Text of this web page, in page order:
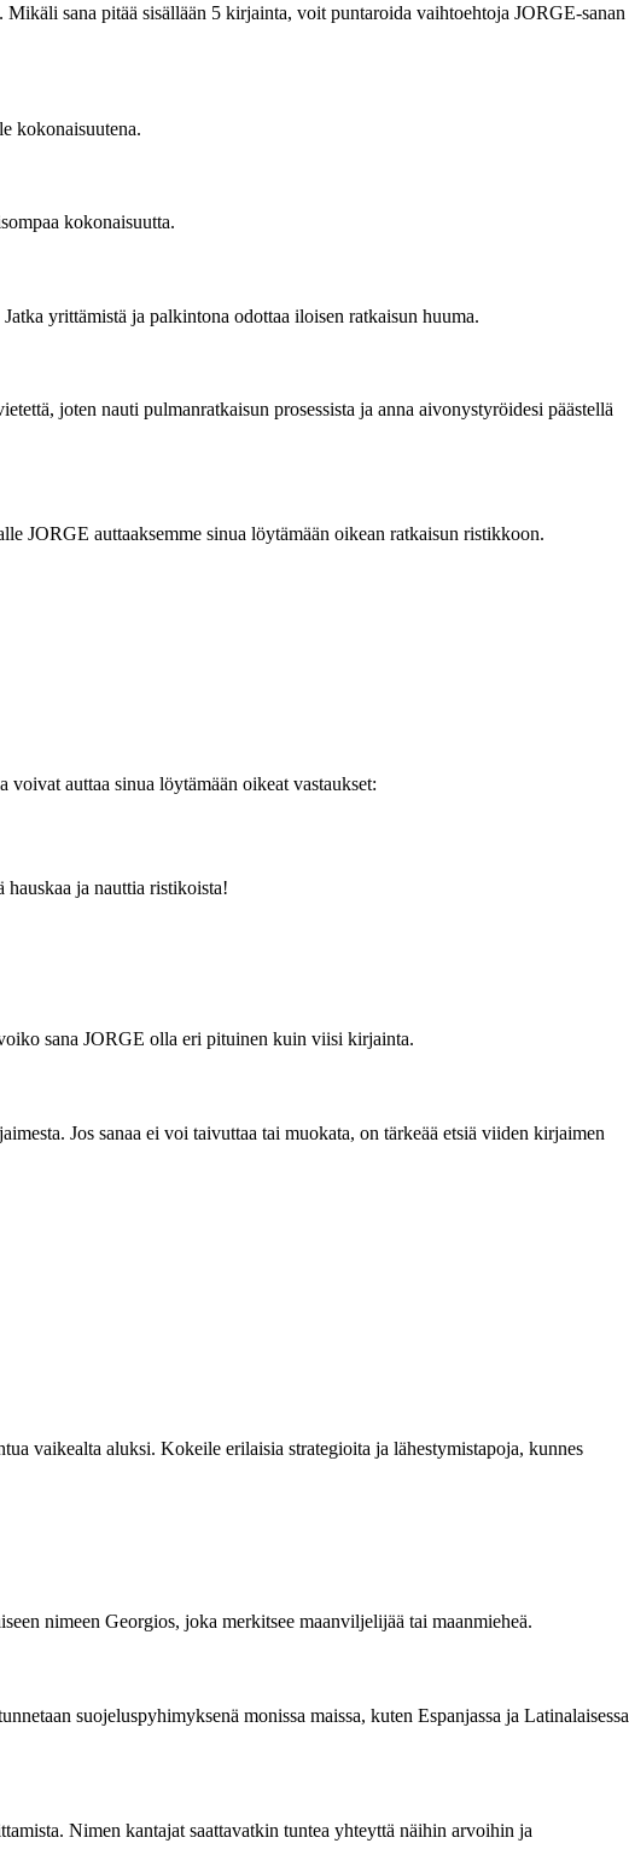
sana pitää sisällään 5 kirjainta, voit puntaroida vaihtoehtoja JORGE-sanan
kokonaisuutena.
kokonaisuutta.
yrittämistä ja palkintona odottaa iloisen ratkaisun huuma.
joten nauti pulmanratkaisun prosessista ja anna aivonystyröidesi päästellä
JORGE auttaaksemme sinua löytämään oikean ratkaisun ristikkoon.
auttaa sinua löytämään oikeat vastaukset:
ja nauttia ristikoista!
sana JORGE olla eri pituinen kuin viisi kirjainta.
Jos sanaa ei voi taivuttaa tai muokata, on tärkeää etsiä viiden kirjaimen
vaikealta aluksi. Kokeile erilaisia strategioita ja lähestymistapoja, kunnes
nimeen Georgios, joka merkitsee maanviljelijää tai maanmieheä.
suojeluspyhimyksenä monissa maissa, kuten Espanjassa ja Latinalaisessa
Nimen kantajat saattavatkin tuntea yhteyttä näihin arvoihin ja